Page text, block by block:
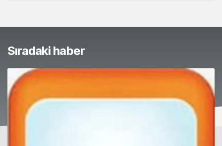
Sıradaki haber